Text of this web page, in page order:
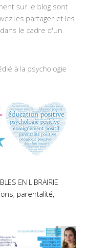
sur le blog sont
les partager et les
le cadre d'un
à la psychologie
EN LIBRAIRIE
parentalité,